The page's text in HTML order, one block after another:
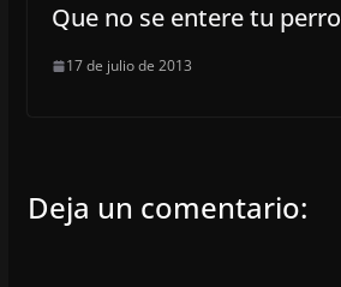
Que no se entere tu perro
17 de julio de 2013
Deja un comentario: